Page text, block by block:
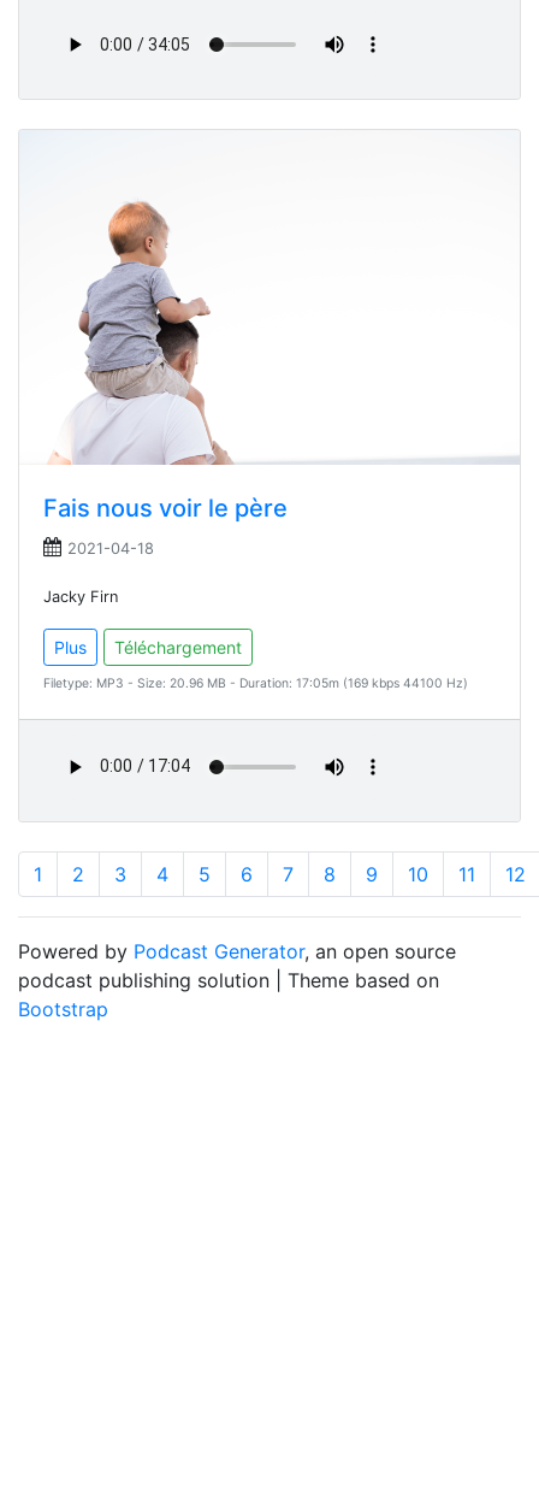
Fais nous voir le père
2021-04-18
Jacky Firn
Plus Téléchargement
Filetype: MP3 - Size: 20.96 MB - Duration: 17:05m (169 kbps 44100 Hz)
1 2 3 4 5 6 7 8 9 10 11 12
Powered by Podcast Generator, an open source
podcast publishing solution | Theme based on
Bootstrap